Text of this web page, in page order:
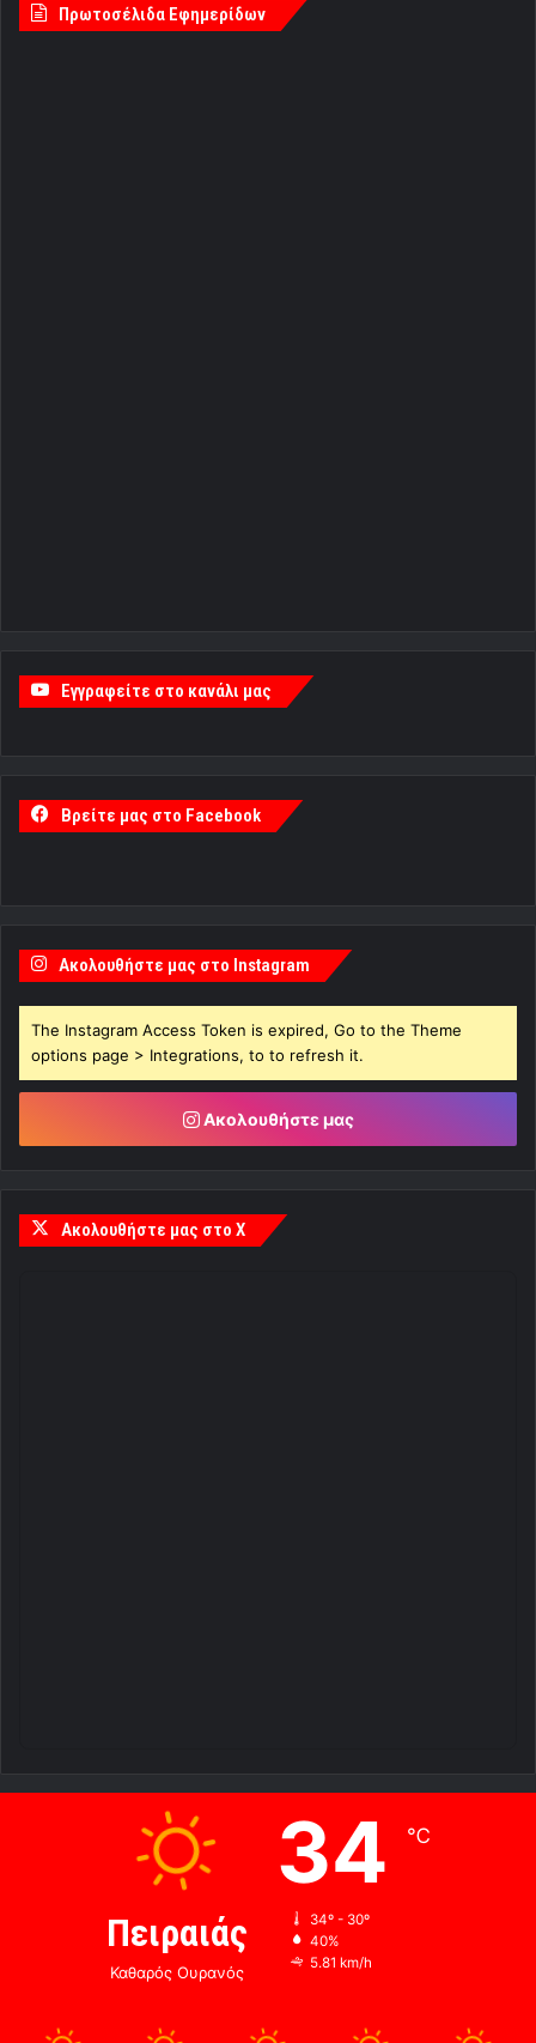
Πρωτοσέλιδα Εφημερίδων
Εγγραφείτε στο κανάλι μας
Βρείτε μας στο Facebook
Ακολουθήστε μας στο Instagram
The Instagram Access Token is expired, Go to the Theme
options page > Integrations, to to refresh it.
Ακολουθήστε μας
Ακολουθήστε μας στο X
Πειραιάς
Καθαρός Ουρανός
34 ℃
34º - 30º
40%
5.81 km/h